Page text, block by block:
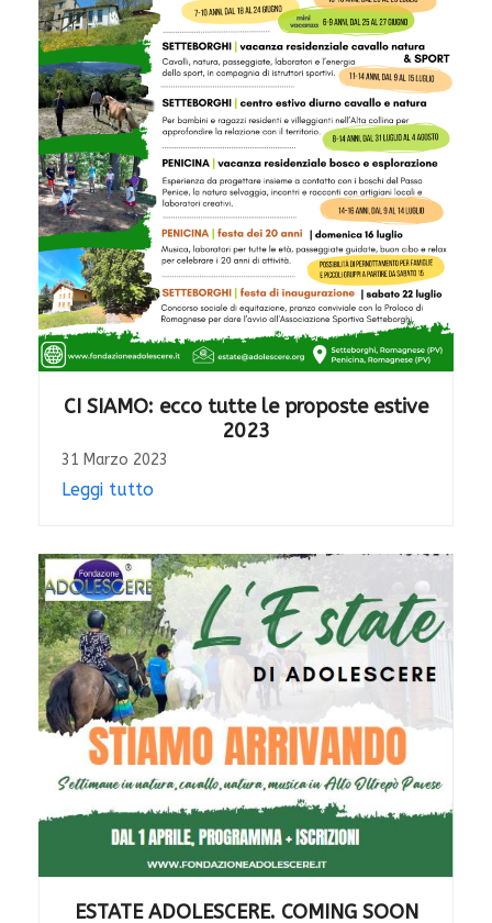
CI SIAMO: ecco tutte le proposte estive
2023
31 Marzo 2023
Leggi tutto
ESTATE ADOLESCERE. COMING SOON